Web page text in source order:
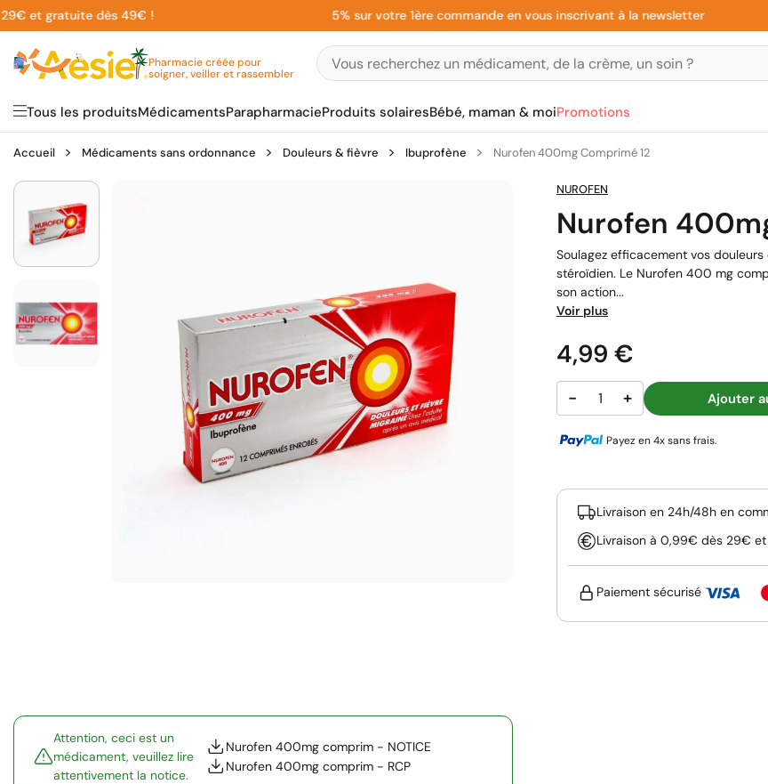
Aller
au
contenu
gratuite dès 49€ ! 5% sur votre 1ère commande en vous inscrivant à la newsletter
Pharmacie créée pour
soigner, veiller et rassembler
Tous les produitsMédicamentsParapharmacieProduits solairesBébé, maman & moiPromotions
Accueil Médicaments sans ordonnance Douleurs & fièvre Ibuprofène Nurofen 400mg Comprimé 12
Attention, ceci est un
médicament, veuillez lire
attentivement la notice.
Nurofen 400mg comprim - NOTICE
Nurofen 400mg comprim - RCP
NUROFEN
Nurofen
Soulagez efficacement vos
stéroïdien. Le Nurofen 400 mg
son action...
Voir plus
Prix
4,99 €
− + Ajouter
Payez en 4x sans frais.
Livraison en 24h/48h en
Livraison à 0,99€ dès 29€
Paiement sécurisé